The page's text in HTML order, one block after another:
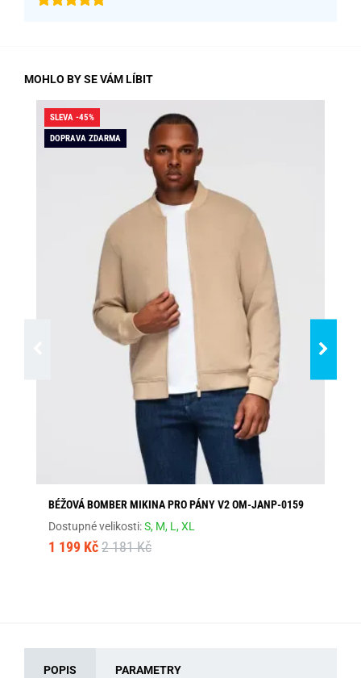
MOHLO BY SE VÁM LÍBIT
SLEVA -45%
DOPRAVA ZDARMA
BÉŽOVÁ BOMBER MIKINA PRO PÁNY V2 OM-JANP-0159
Dostupné velikosti:S, M, L,XL
1 199 Kč 2 181 Kč
POPIS PARAMETRY